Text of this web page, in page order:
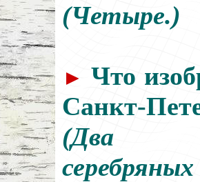
(Четыре.)
► Что
Санкт-
(Два